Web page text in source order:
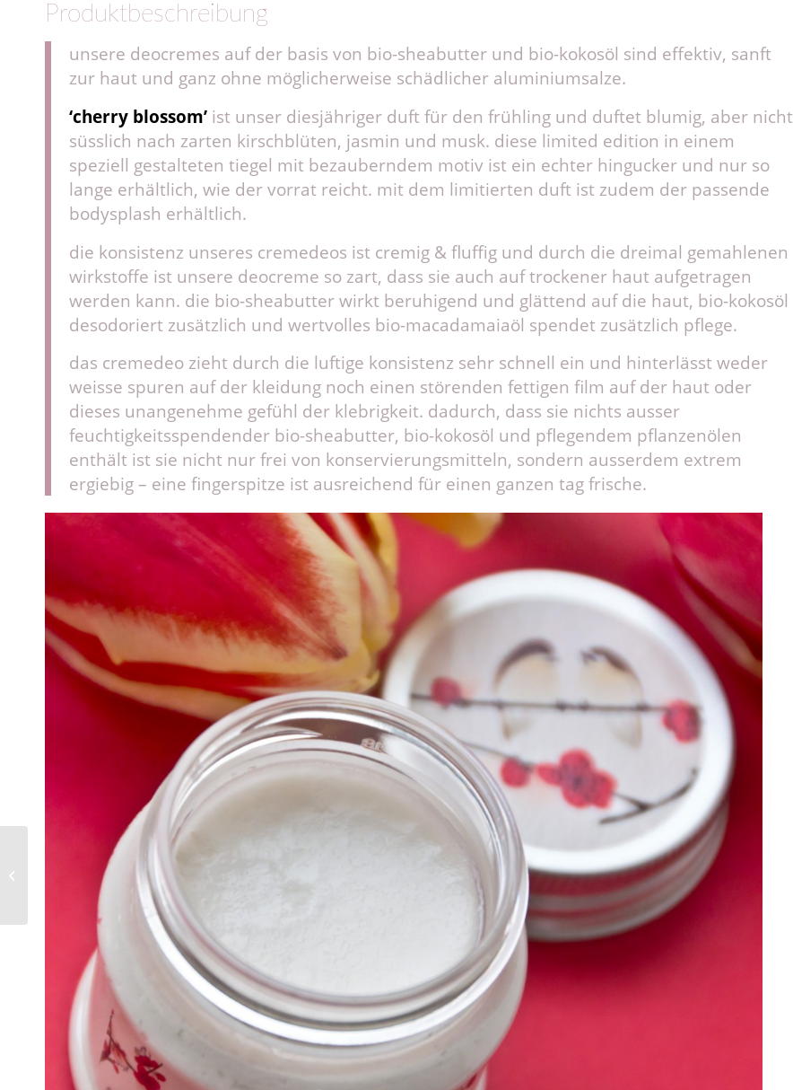
Produktbeschreibung
unsere deocremes auf der basis von bio-sheabutter und bio-kokosöl sind effektiv, sanft
zur haut und ganz ohne möglicherweise schädlicher aluminiumsalze.
‘cherry blossom’ ist unser diesjähriger duft für den frühling und duftet blumig, aber nicht
süsslich nach zarten kirschblüten, jasmin und musk. diese limited edition in einem
speziell gestalteten tiegel mit bezauberndem motiv ist ein echter hingucker und nur so
lange erhältlich, wie der vorrat reicht. mit dem limitierten duft ist zudem der passende
bodysplash erhältlich.
die konsistenz unseres cremedeos ist cremig & fluffig und durch die dreimal gemahlenen
wirkstoffe ist unsere deocreme so zart, dass sie auch auf trockener haut aufgetragen
werden kann. die bio-sheabutter wirkt beruhigend und glättend auf die haut, bio-kokosöl
desodoriert zusätzlich und wertvolles bio-macadamaiaöl spendet zusätzlich pflege.
das cremedeo zieht durch die luftige konsistenz sehr schnell ein und hinterlässt weder
weisse spuren auf der kleidung noch einen störenden fettigen film auf der haut oder
dieses unangenehme gefühl der klebrigkeit. dadurch, dass sie nichts ausser
feuchtigkeitsspendender bio-sheabutter, bio-kokosöl und pflegendem pflanzenölen
enthält ist sie nicht nur frei von konservierungsmitteln, sondern ausserdem extrem
ergiebig – eine fingerspitze ist ausreichend für einen ganzen tag frische.
Essence – Cinderella
Trend Edition